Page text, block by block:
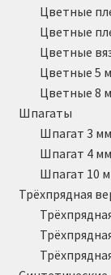
Цветные
Цветные
Цветные
Цветные 5
Цветные 8
Шпагаты
Шпагат 3 мм
Шпагат 4 мм
Шпагат 10
Трёхпрядная